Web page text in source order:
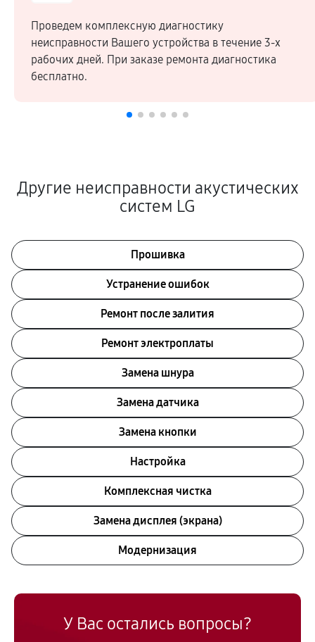
Проведем комплексную диагностику
неисправности Вашего устройства в течение 3-х
рабочих дней. При заказе ремонта диагностика
бесплатно.
Другие неисправности акустических
систем LG
Прошивка
Устранение ошибок
Ремонт после залития
Ремонт электроплаты
Замена шнура
Замена датчика
Замена кнопки
Настройка
Комплексная чистка
Замена дисплея (экрана)
Модернизация
У Вас остались вопросы?